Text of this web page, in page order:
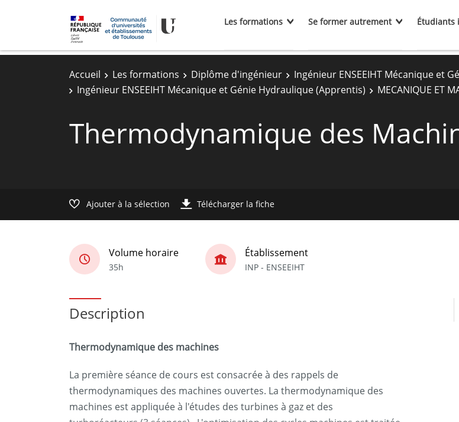
Les formations Se former autrement Étudiants
Accueil Les formations Diplôme d'ingénieur
Ingénieur ENSEEIHT Mécanique et
Ingénieur ENSEEIHT Mécanique et Génie Hydraulique (Apprentis)
MECANIQUE ET
Thermodynamique des
Ajouter à la sélection Télécharger la fiche
Volume horaire
35h
Établissement
INP - ENSEEIHT
Description
Thermodynamique des machines
La première séance de cours est consacrée à des rappels de
thermodynamiques des machines ouvertes. La thermodynamique des
machines est appliquée à l'études des turbines à gaz et des